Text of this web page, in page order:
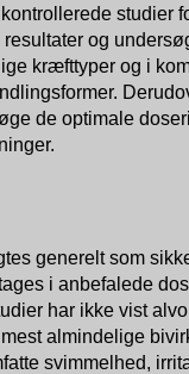
studier
og
kræfttyper og i
de optimale
generelt som
i anbefalede
har ikke vist
almindelige
svimmelhed,